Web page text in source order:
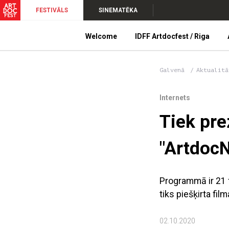
FESTIVĀLS SINEMATĒKA
Welcome IDFF Artdocfest / Riga
Galvenā
Internets
Tiek
Programmā ir
tiks piešķirta
02.10.2020